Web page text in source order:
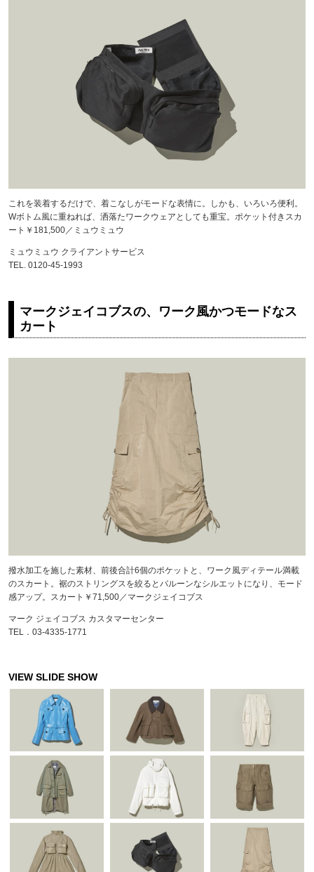
これを装着するだけで、着こなしがモードな表情に。しかも、いろいろ便利。
Wボトム風に重ねれば、洒落たワークウェアとしても重宝。ポケット付きスカ
ート￥181,500／ミュウミュウ
ミュウミュウ クライアントサービス
TEL. 0120-45-1993
マークジェイコブスの、ワーク風かつモードなス
カート
撥水加工を施した素材、前後合計6個のポケットと、ワーク風ディテール満載
のスカート。裾のストリングスを絞るとバルーンなシルエットになり、モード
感アップ。スカート￥71,500／マークジェイコブス
マーク ジェイコブス カスタマーセンター
TEL．03-4335-1771